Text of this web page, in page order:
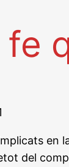
del